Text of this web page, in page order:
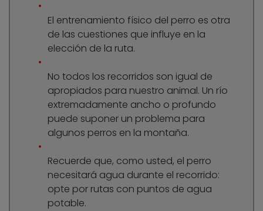
El entrenamiento físico del perro es otra
de las cuestiones que influye en la
elección de la ruta.
No todos los recorridos son igual de
apropiados para nuestro animal. Un río
extremadamente ancho o profundo
puede suponer un problema para
algunos perros en la montaña.
Recuerde que, como usted, el perro
necesitará agua durante el recorrido:
opte por rutas con puntos de agua
potable.